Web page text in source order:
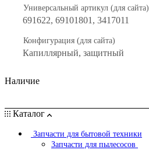
Универсальный артикул (для сайта)
691622, 69101801, 3417011
Конфигурация (для сайта)
Капиллярный, защитный
Наличие
Каталог
Запчасти для бытовой техники
Запчасти для пылесосов